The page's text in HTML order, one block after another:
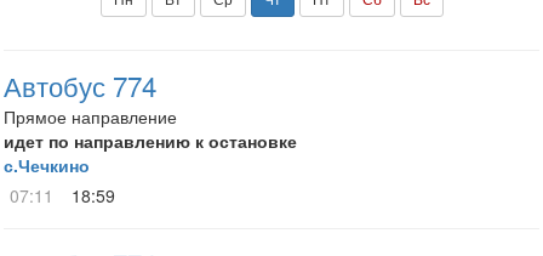
Автобус 774
Прямое направление
идет по направлению к остановке
с.Чечкино
07:11
18:59